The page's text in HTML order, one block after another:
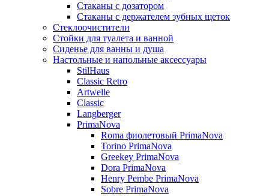
Стаканы с дозатором
Стаканы с держателем зубных щеток
Стеклоочистители
Стойки для туалета и ванной
Сиденье для ванны и душа
Настольные и напольные аксессуары
StilHaus
Classic Retro
Artwelle
Classic
Langberger
PrimaNova
Roma фиолетовый PrimaNova
Torino PrimaNova
Greekey PrimaNova
Dora PrimaNova
Henry Pembe PrimaNova
Sobre PrimaNova